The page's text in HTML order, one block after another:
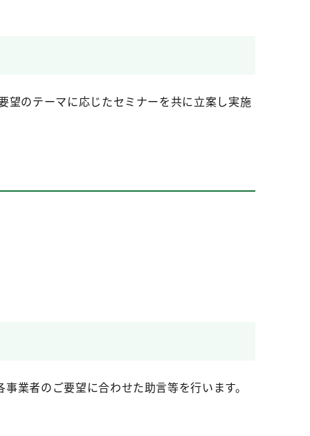
望のテーマに応じたセミナーを共に立案し実施
業者のご要望に合わせた助言等を行います。